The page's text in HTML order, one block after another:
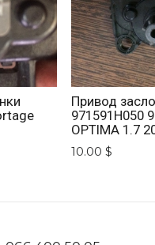
Привод
971591H050
OPTIMA 1.7
10.00 $